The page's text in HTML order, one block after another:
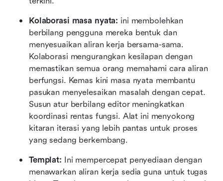
Kolaborasi masa nyata: ini membolehkan
berbilang pengguna mereka bentuk dan
menyesuaikan aliran kerja bersama-sama.
Kolaborasi mengurangkan kesilapan dengan
memastikan semua orang memahami cara aliran
berfungsi. Kemas kini masa nyata membantu
pasukan menyelesaikan masalah dengan cepat.
Susun atur berbilang editor meningkatkan
koordinasi rentas fungsi. Alat ini menyokong
kitaran iterasi yang lebih pantas untuk proses
yang sedang berkembang.
Templat: Ini mempercepat penyediaan dengan
menawarkan aliran kerja sedia guna untuk tugas